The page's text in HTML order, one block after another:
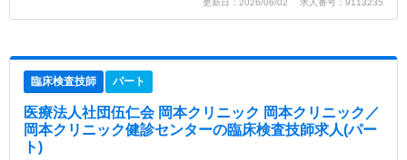
更新日：2026/06/02 求人番号：9113235
臨床検査技師 パート
医療法人社団伍仁会 岡本クリニック 岡本クリニック／
岡本クリニック健診センターの臨床検査技師求人(パー
ト)